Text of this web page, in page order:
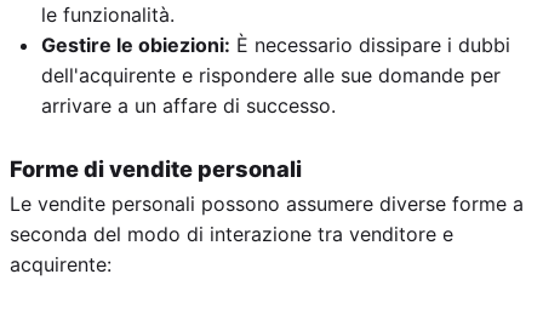
le funzionalità.
Gestire le obiezioni: È necessario dissipare i dubbi
dell'acquirente e rispondere alle sue domande per
arrivare a un affare di successo.
Forme di vendite personali
Le vendite personali possono assumere diverse forme a
seconda del modo di interazione tra venditore e
acquirente: